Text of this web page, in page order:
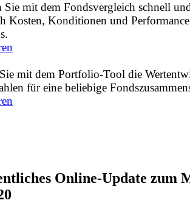
Sie mit dem Fondsvergleich schnell
Kosten, Konditionen und
mit dem Portfolio-Tool die
für eine beliebige
Online-Update zum